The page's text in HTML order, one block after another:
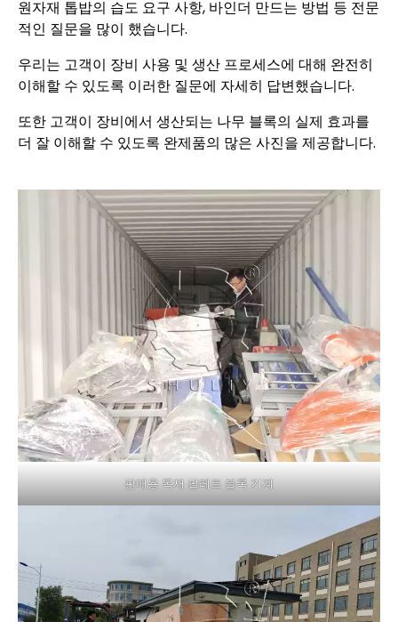
원자재 톱밥의 습도 요구 사항, 바인더 만드는 방법 등 전문
적인 질문을 많이 했습니다.
우리는 고객이 장비 사용 및 생산 프로세스에 대해 완전히
이해할 수 있도록 이러한 질문에 자세히 답변했습니다.
또한 고객이 장비에서 생산되는 나무 블록의 실제 효과를
더 잘 이해할 수 있도록 완제품의 많은 사진을 제공합니다.
판매용 목재 팔레트 블록 기계